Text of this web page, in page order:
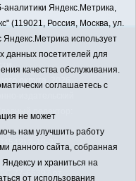
округа, 2026
издательский
редактор:
2-10-33
77-66397 от
аналитики Яндекс.Метрика,
(119021, Россия, Москва, ул.
использует
данных посетителей для
качества обслуживания.
соглашаетесь с
не может
нам улучшить работу
данного сайта, собранная
и храниться на
от использования